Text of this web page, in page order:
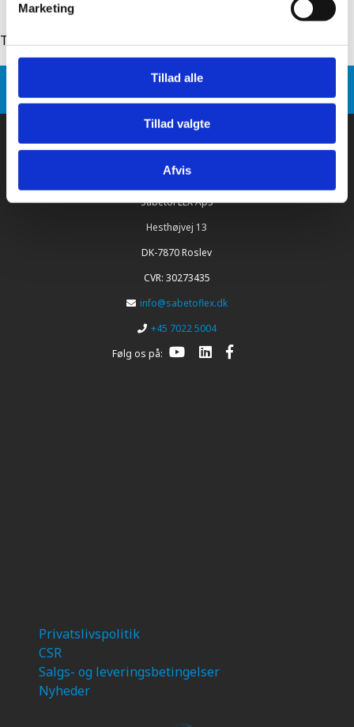
Marketing
Tillad alle
Tillad valgte
Afvis
Tilbage til: sabetoflex stål inddækning
Produkt varianter
SabetoFLEX stål inddækning Ø160 46-65°
SabetoFLEX ApS
Hesthøjvej 13
DK-7870 Roslev
CVR: 30273435
info@sabetoflex.dk
+45 7022 5004
Følg os på:
Privatslivspolitik
CSR
Salgs- og leveringsbetingelser
Nyheder